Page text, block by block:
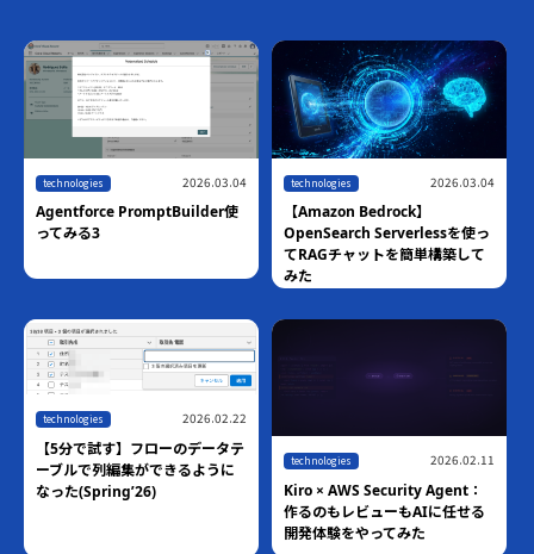
technologies 2026.03.04
Agentforce PromptBuilder使
ってみる3
technologies 2026.03.04
【Amazon Bedrock】
OpenSearch Serverlessを使っ
てRAGチャットを簡単構築して
みた
technologies 2026.02.22
【5分で試す】フローのデータテ
ーブルで列編集ができるように
なった(Spring’26)
technologies 2026.02.11
Kiro × AWS Security Agent：
作るのもレビューもAIに任せる
開発体験をやってみた